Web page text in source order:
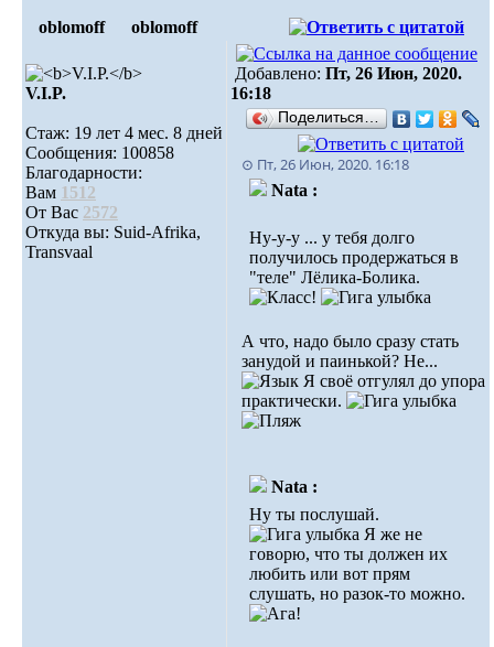
oblomoff oblomoff
V.I.P.
Стаж: 19 лет 4 мес. 8 дней
Сообщения: 100858
Благодарности:
Вам 1512
От Вас 2572
Откуда вы: Suid-Afrika,
Transvaal
Добавлено: Пт, 26 Июн, 2020.
16:18
Поделиться…
⊙ Пт, 26 Июн, 2020. 16:18
Nata :
Ну-у-у ... у тебя долго
получилось продержаться в
"теле" Лёлика-Болика.
А что, надо было сразу стать
занудой и паинькой? Не...
Я своё отгулял до упора
практически.
Nata :
Ну ты послушай.
Я же не
говорю, что ты должен их
любить или вот прям
слушать, но разок-то можно.